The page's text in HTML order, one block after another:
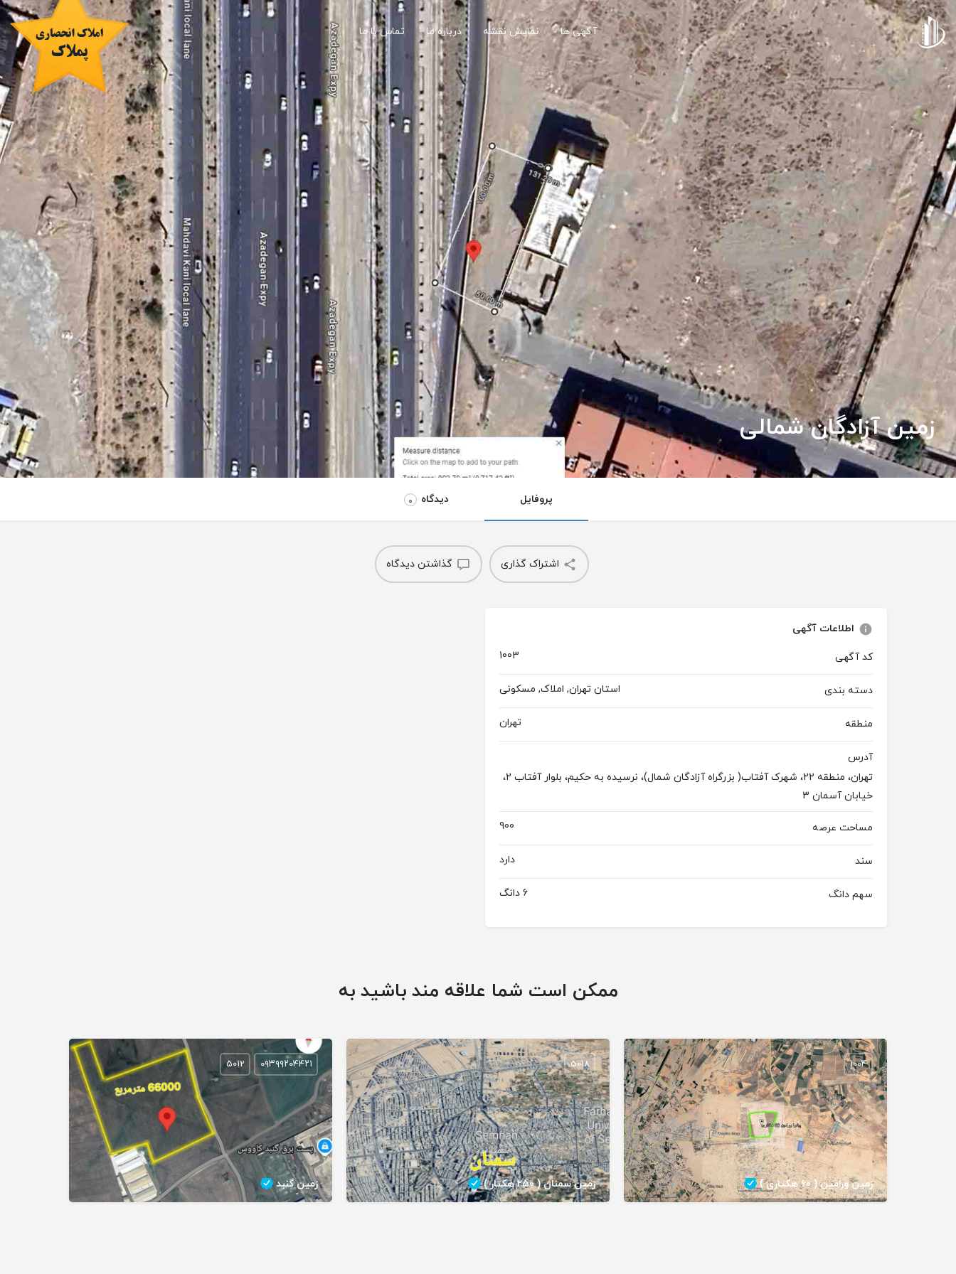
آگهی ها نمایش نقشه درباره ما تماس با ما
زمین آزادگان شمالی
پروفایل دیدگاه 0
اشتراک گذاری گذاشتن دیدگاه
اطلاعات آگهی
کد آگهی 1003
دسته بندی استان تهران, املاک, مسکونی
منطقه تهران
آدرس
تهران، منطقه 22، شهرک آفتاب( بزرگراه آزادگان شمال)، نرسیده به حکیم، بلوار آفتاب 2،
خیابان آسمان 3
مساحت عرصه 900
سند دارد
سهم دانگ 6 دانگ
ممکن است شما علاقه مند باشید به
زمین ورامین ( ۶۰ هکتاری )
1004
زمین سمنان ( ۲۵۰ هکتار )
5018
زمین گنبد
۰۹۳۹۹۲۰۴۴۲۱ 5012